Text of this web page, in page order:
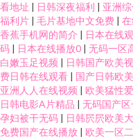
看地址 | 日韩深夜福利 | 亚洲
福利片 | 毛片基地中文免费 |
香蕉手机网的简介 | 日本在线
码 | 日本在线播放0 | 无码一区
白嫩玉足视频 | 日韩国产欧美
费日韩在线观看 | 国产日韩欧
亚洲人人在线视频 | 欧美猛性
日韩电影A片精品 | 无码国产区
孕妇被干无码 | 日韩屄屄欧美
免费国产在线播放 | 欧美一区二